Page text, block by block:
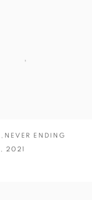
, NEVER ENDING
, 2021